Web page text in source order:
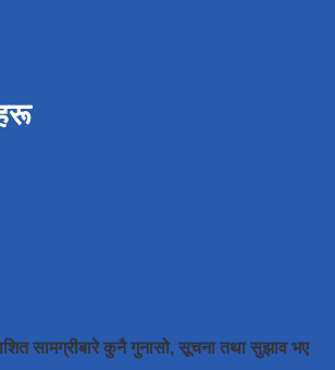
सामग्रीबारे कुनै गुनासो, सूचना तथा सुझाव भए